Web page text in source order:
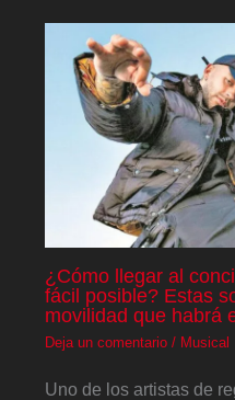
¿Cómo llegar al
fácil posible? Estas
movilidad que habrá
Deja un comentario / Musical
Uno de los artistas de